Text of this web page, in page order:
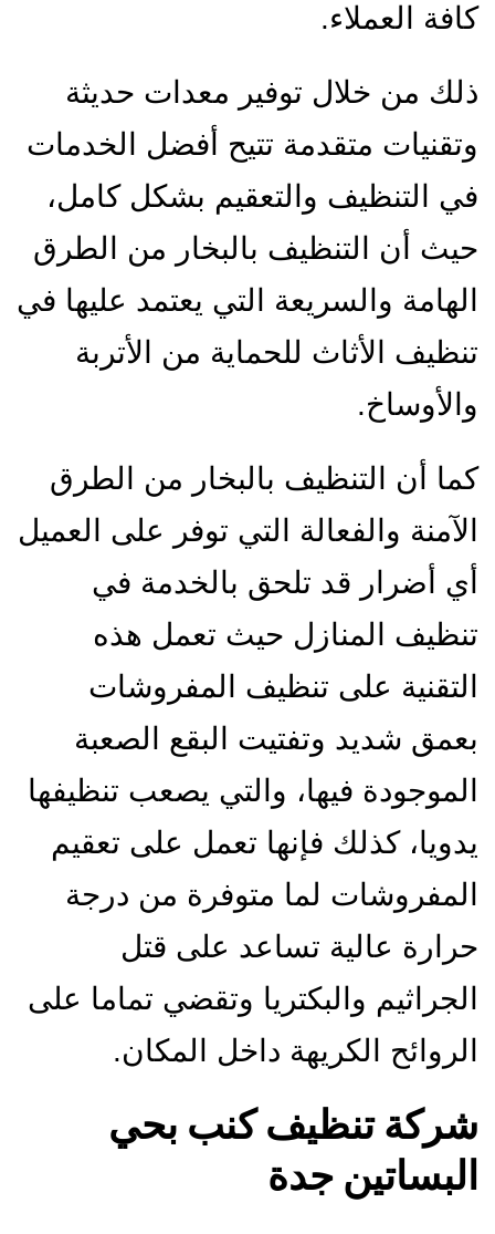
كافة العملاء.
ذلك من خلال توفير معدات حديثة
وتقنيات متقدمة تتيح أفضل الخدمات
في التنظيف والتعقيم بشكل كامل،
حيث أن التنظيف بالبخار من الطرق
الهامة والسريعة التي يعتمد عليها في
تنظيف الأثاث للحماية من الأتربة
والأوساخ.
كما أن التنظيف بالبخار من الطرق
الآمنة والفعالة التي توفر على العميل
أي أضرار قد تلحق بالخدمة في
تنظيف المنازل حيث تعمل هذه
التقنية على تنظيف المفروشات
بعمق شديد وتفتيت البقع الصعبة
الموجودة فيها، والتي يصعب تنظيفها
يدويا، كذلك فإنها تعمل على تعقيم
المفروشات لما متوفرة من درجة
حرارة عالية تساعد على قتل
الجراثيم والبكتريا وتقضي تماما على
الروائح الكريهة داخل المكان.
شركة تنظيف كنب بحي
البساتين جدة